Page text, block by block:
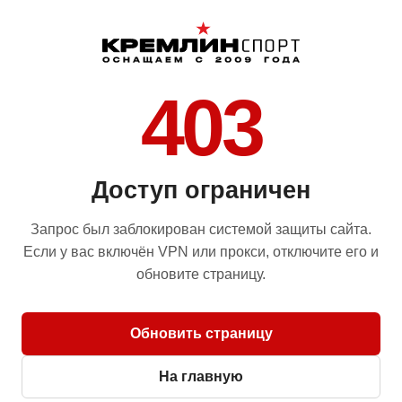
403
Доступ ограничен
Запрос был заблокирован системой защиты сайта.
Если у вас включён VPN или прокси, отключите его и
обновите страницу.
Обновить страницу
На главную